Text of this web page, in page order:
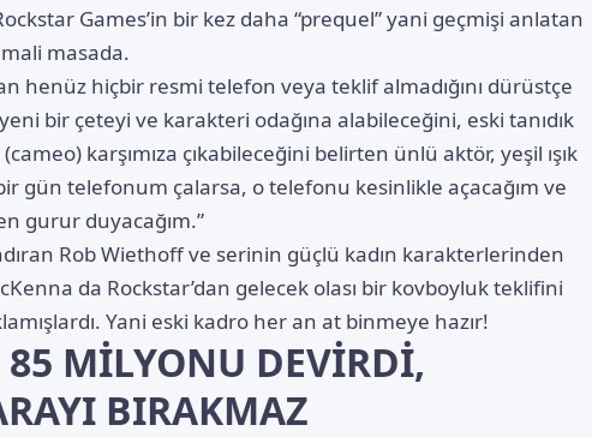
Games’in bir kez daha “prequel” yani geçmişi anlatan
masada.
henüz hiçbir resmi telefon veya teklif almadığını dürüstçe
bir çeteyi ve karakteri odağına alabileceğini, eski tanıdık
karşımıza çıkabileceğini belirten ünlü aktör, yeşil ışık
gün telefonum çalarsa, o telefonu kesinlikle açacağım ve
gurur duyacağım.”
Rob Wiethoff ve serinin güçlü kadın karakterlerinden
da Rockstar’dan gelecek olası bir kovboyluk teklifini
Yani eski kadro her an at binmeye hazır!
85 MİLYONU DEVİRDİ,
BIRAKMAZ